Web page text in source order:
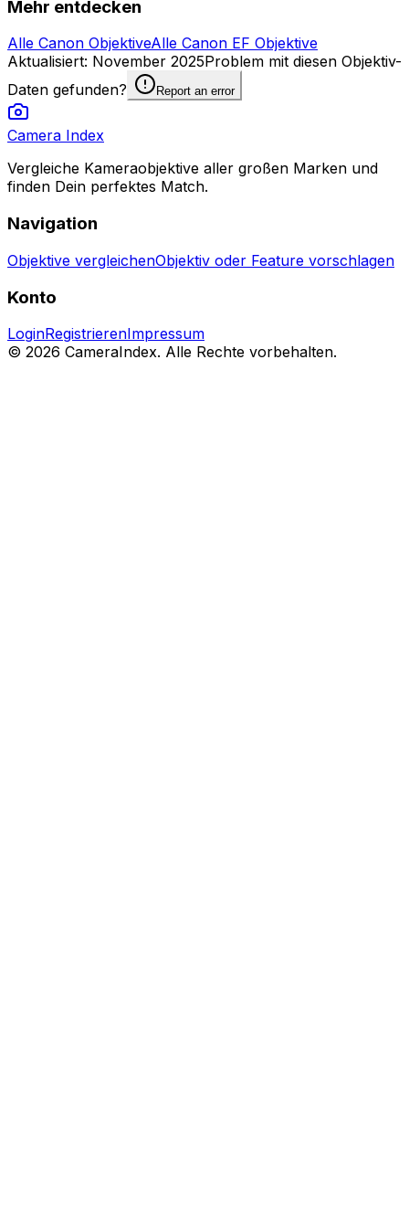
Mehr entdecken
Alle Canon ObjektiveAlle Canon EF Objektive
Aktualisiert: November 2025Problem mit diesen Objektiv-
Daten gefunden?
Report an error
Camera Index
Vergleiche Kameraobjektive aller großen Marken und
finden Dein perfektes Match.
Navigation
Objektive vergleichenObjektiv oder Feature vorschlagen
Konto
LoginRegistrierenImpressum
© 2026 CameraIndex. Alle Rechte vorbehalten.